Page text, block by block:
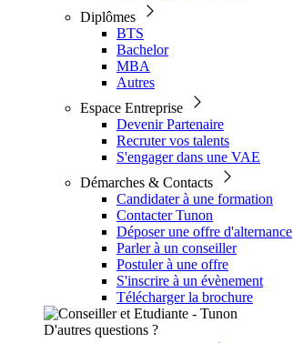
Diplômes
BTS
Bachelor
MBA
Autres
Espace Entreprise
Devenir Partenaire
Recruter vos talents
S'engager dans une VAE
Démarches & Contacts
Candidater à une formation
Contacter Tunon
Déposer une offre d'alternance
Parler à un conseiller
Postuler à une offre
S'inscrire à un évènement
Télécharger la brochure
D'autres questions ?